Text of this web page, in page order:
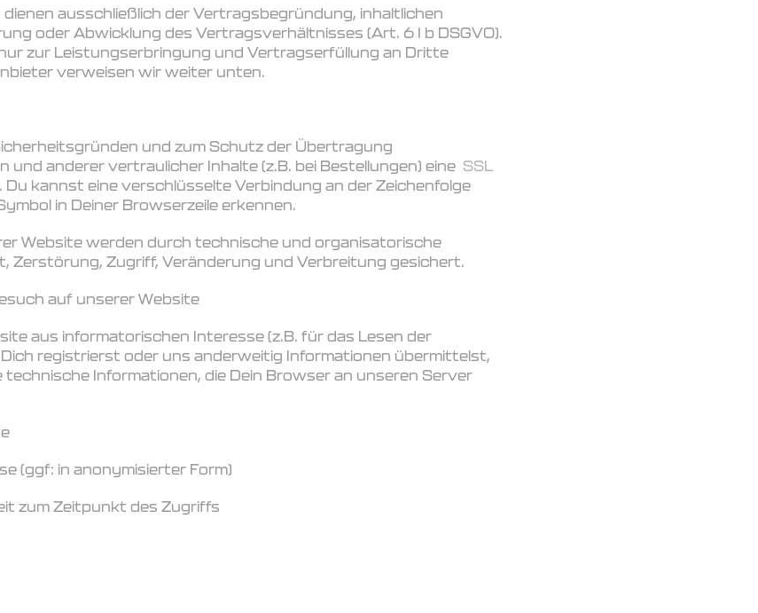
ausschließlich der Vertragsbegründung, inhaltlichen
oder Abwicklung des Vertragsverhältnisses (Art. 6 I b DSGVO).
zur Leistungserbringung und Vertragserfüllung an Dritte
verweisen wir weiter unten.
und zum Schutz der Übertragung
und anderer vertraulicher Inhalte (z.B. bei Bestellungen) eine SSL
. Du kannst eine verschlüsselte Verbindung an der Zeichenfolge
in Deiner Browserzeile erkennen.
Website werden durch technische und organisatorische
Zerstörung, Zugriff, Veränderung und Verbreitung gesichert.
auf unserer Website
aus informatorischen Interesse (z.B. für das Lesen der
Dich registrierst oder uns anderweitig Informationen übermittelst,
technische Informationen, die Dein Browser an unseren Server
(ggf: in anonymisierter Form)
zum Zeitpunkt des Zugriffs